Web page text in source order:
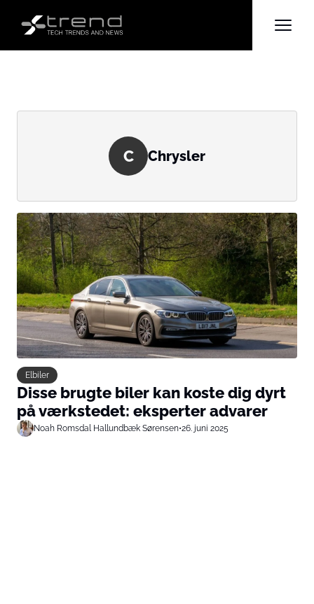
C Chrysler
Elbiler
Disse brugte biler kan koste dig dyrt
på værkstedet: eksperter advarer
Noah Romsdal Hallundbæk Sørensen•26. juni 2025